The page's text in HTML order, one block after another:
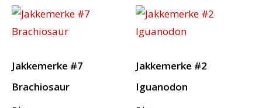
Jakkemerke #7
Brachiosaur
Jakkemerke #2
Iguanodon